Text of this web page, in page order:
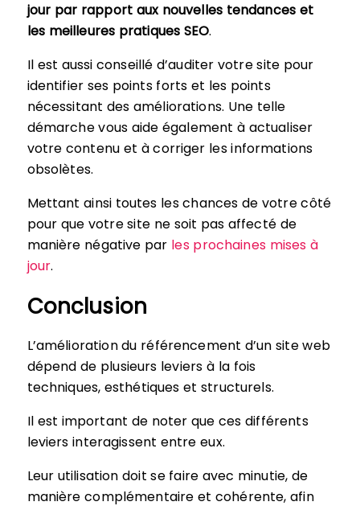
jour par rapport aux nouvelles tendances et
les meilleures pratiques SEO.
Il est aussi conseillé d’auditer votre site pour
identifier ses points forts et les points
nécessitant des améliorations. Une telle
démarche vous aide également à actualiser
votre contenu et à corriger les informations
obsolètes.
Mettant ainsi toutes les chances de votre côté
pour que votre site ne soit pas affecté de
manière négative par les prochaines mises à
jour.
Conclusion
L’amélioration du référencement d’un site web
dépend de plusieurs leviers à la fois
techniques, esthétiques et structurels.
Il est important de noter que ces différents
leviers interagissent entre eux.
Leur utilisation doit se faire avec minutie, de
manière complémentaire et cohérente, afin